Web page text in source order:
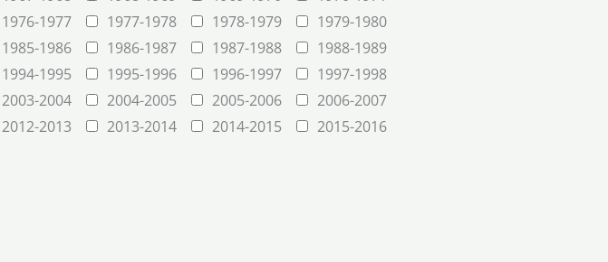
1976-1977 1977-1978 1978-1979
1979-1980
1985-1986 1986-1987 1987-1988
1988-1989
1994-1995 1995-1996 1996-1997
1997-1998
2003-2004 2004-2005 2005-2006
2006-2007
2012-2013 2013-2014 2014-2015
2015-2016